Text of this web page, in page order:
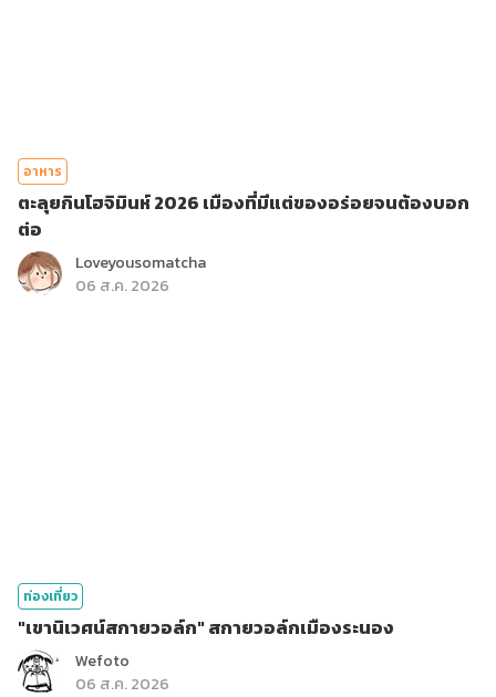
อาหาร
ตะลุยกินโฮจิมินห์ 2026 เมืองที่มีแต่ของอร่อยจนต้องบอก
ต่อ
Loveyousomatcha
06 ส.ค. 2026
ท่องเที่ยว
"เขานิเวศน์สกายวอล์ก" สกายวอล์กเมืองระนอง
Wefoto
06 ส.ค. 2026